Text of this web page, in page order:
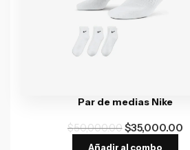
Par de medias Nike
$50,000.00$35,000.00
Añadir al combo